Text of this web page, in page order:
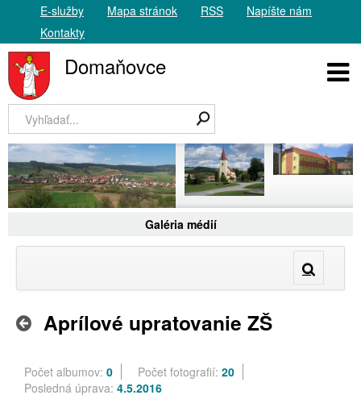
E-služby Mapa stránok RSS
Napíšte nám
Kontakty
Domaňovce
Galéria médií
Aprílové upratovanie ZŠ
Počet albumov: 0 Počet fotografií: 20
Posledná úprava: 4.5.2016